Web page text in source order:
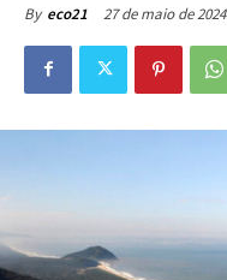
By eco21 27 de maio de 2024